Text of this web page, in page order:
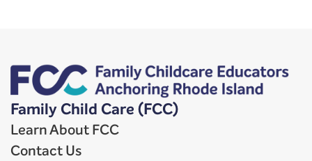
Family Child Care (FCC)
Learn About FCC
Contact Us